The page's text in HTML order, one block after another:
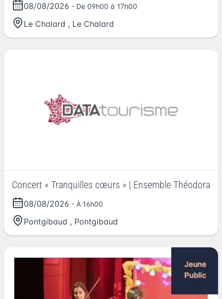
08/08/2026 - De 09h00 à 17h00
Le Chalard , Le Chalard
Concert « Tranquilles cœurs » | Ensemble Théodora
08/08/2026 - À 16h00
Pontgibaud , Pontgibaud